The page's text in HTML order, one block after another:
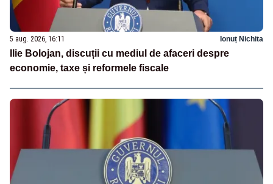
5 aug. 2026, 16:11 Ionuț Nichita
Ilie Bolojan, discuții cu mediul de afaceri despre
economie, taxe și reformele fiscale